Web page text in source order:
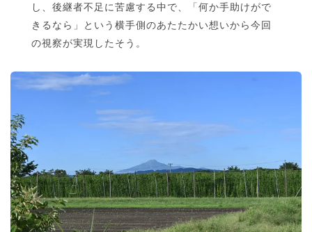
し、後継者不足に苦慮する中で、「何か手助けがで
きるなら」という横手側のあたたかい想いから今回
の視察が実現したそう。